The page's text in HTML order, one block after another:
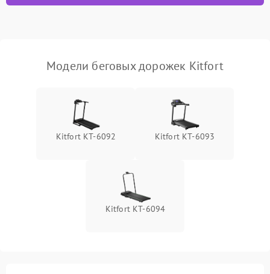
Модели беговых дорожек Kitfort
Kitfort КТ-6092 Kitfort КТ-6093
Kitfort КТ-6094